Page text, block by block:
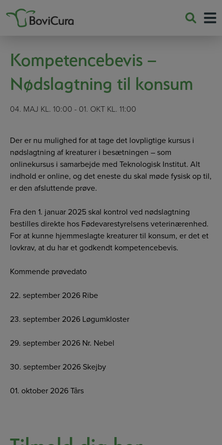
indholdet
Kompetencebevis –
Nødslagtning til konsum
04. MAJ KL. 10:00 - 01. OKT KL. 11:00
Der er nu mulighed for at tage det lovpligtige kursus i
nødslagtning af kreaturer i besætningen – som
onlinekursus i samarbejde med Teknologisk Institut. Alt
indhold er online, og det eneste du skal møde fysisk op til,
er den afsluttende prøve.
Fra den 1. januar 2025 skal kontrol ved nødslagtning
bestilles direkte hos Fødevarestyrelsens veterinærenhed.
For at kunne hjemmeslagte kreaturer til konsum, er det et
lovkrav, at du har et godkendt kompetencebevis.
Kommende prøvedato
22. september 2026 Ribe
23. september 2026 Løgumkloster
29. september 2026 Nr. Nebel
30. september 2026 Skejby
01. oktober 2026 Tårs